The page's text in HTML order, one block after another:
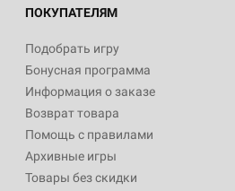
ПОКУПАТЕЛЯМ
Подобрать игру
Бонусная программа
Информация о заказе
Возврат товара
Помощь с правилами
Архивные игры
Товары без скидки